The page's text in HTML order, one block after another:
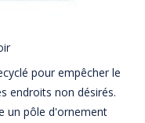
pour empêcher le
endroits non désirés.
un pôle d'ornement